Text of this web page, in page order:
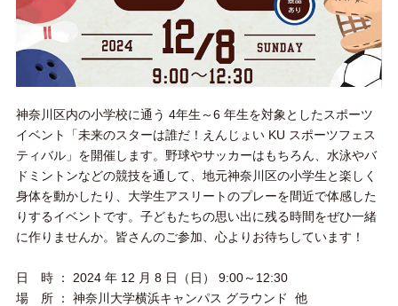
神奈川区内の小学校に通う 4年生～6 年生を対象としたスポーツ
イベント「未来のスターは誰だ！えんじょい KU スポーツフェス
ティバル」を開催します。野球やサッカーはもちろん、水泳やバ
ドミントンなどの競技を通して、地元神奈川区の小学生と楽しく
身体を動かしたり、大学生アスリートのプレーを間近で体感した
りするイベントです。子どもたちの思い出に残る時間をぜひ一緒
に作りませんか。皆さんのご参加、心よりお待ちしています！
日 時 ： 2024 年 12 月 8 日（日） 9:00～12:30
場 所 ： 神奈川大学横浜キャンパス グラウンド 他